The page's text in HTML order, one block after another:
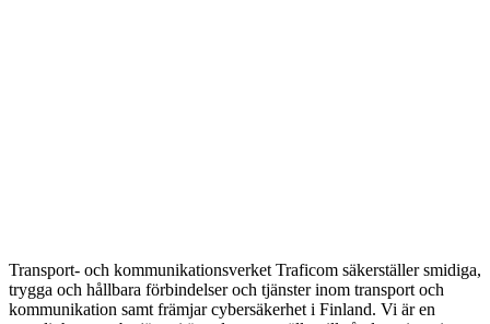
Transport- och kommunikationsverket Traficom säkerställer smidiga,
trygga och hållbara förbindelser och tjänster inom transport och
kommunikation samt främjar cybersäkerhet i Finland. Vi är en